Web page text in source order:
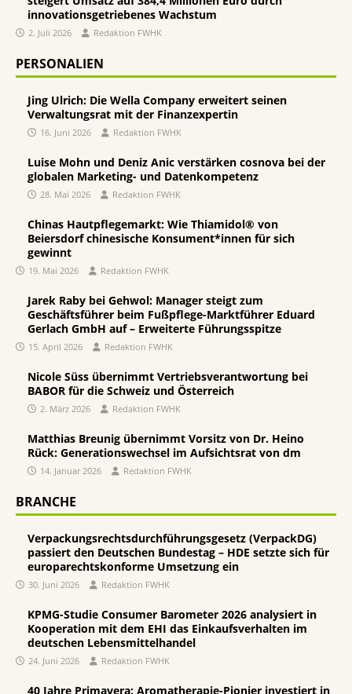
innovationsgetriebenes Wachstum
2. Juli 2026 Redaktion FWHK
PERSONALIEN
Jing Ulrich: Die Wella Company erweitert seinen
Verwaltungsrat mit der Finanzexpertin
16. Juni 2026 Redaktion FWHK
Luise Mohn und Deniz Anic verstärken cosnova bei der
globalen Marketing- und Datenkompetenz
28. Mai 2026 Redaktion FWHK
Chinas Hautpflegemarkt: Wie Thiamidol® von
Beiersdorf chinesische Konsument*innen für sich
gewinnt
19. Mai 2026 Redaktion FWHK
Jarek Raby bei Gehwol: Manager steigt zum
Geschäftsführer beim Fußpflege-Marktführer Eduard
Gerlach GmbH auf – Erweiterte Führungsspitze
15. April 2026 Redaktion FWHK
Nicole Süss übernimmt Vertriebsverantwortung bei
BABOR für die Schweiz und Österreich
2. März 2026 Redaktion FWHK
Matthias Breunig übernimmt Vorsitz von Dr. Heino
Rück: Generationswechsel im Aufsichtsrat von dm
14. Januar 2026 Redaktion FWHK
BRANCHE
Verpackungsrechtsdurchführungsgesetz (VerpackDG)
passiert den Deutschen Bundestag – HDE setzte sich für
europarechtskonforme Umsetzung ein
30. Juni 2026 Redaktion FWHK
KPMG-Studie Consumer Barometer 2026 analysiert in
Kooperation mit dem EHI das Einkaufsverhalten im
deutschen Lebensmittelhandel
24. Juni 2026 Redaktion FWHK
40 Jahre Primavera: Aromatherapie-Pionier investiert in